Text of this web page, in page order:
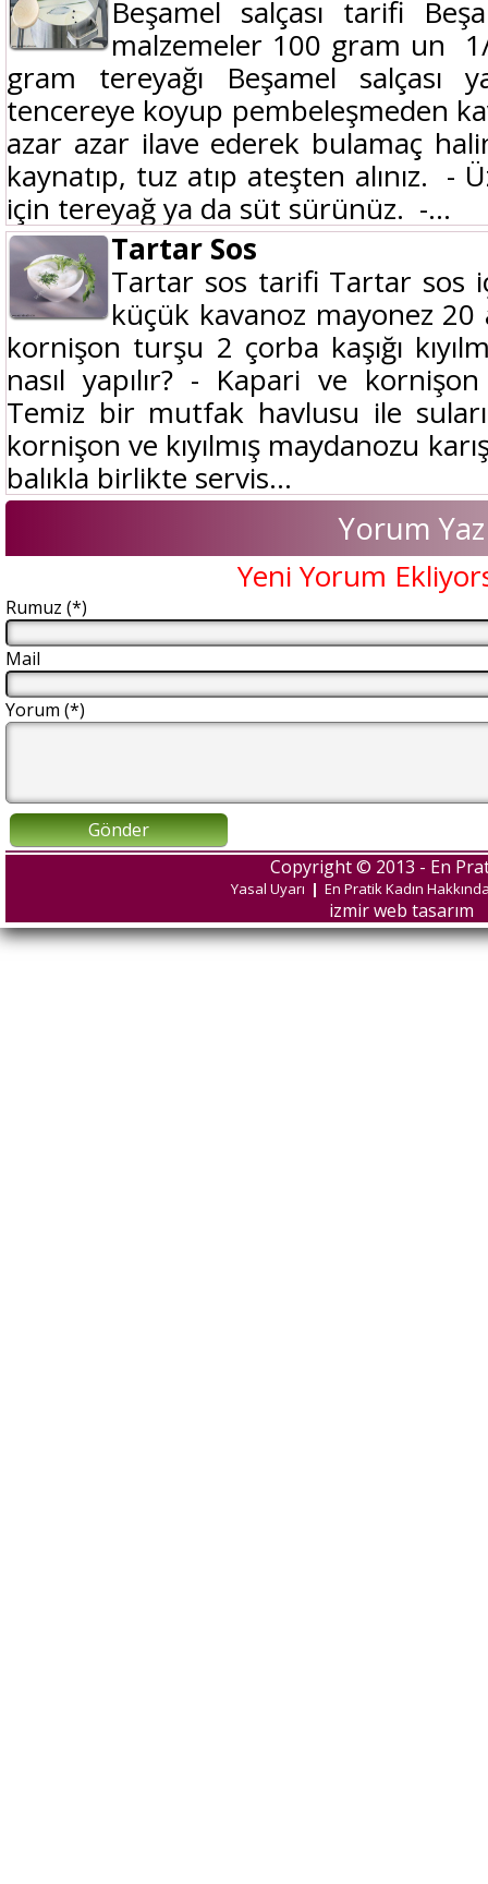
Beşamel salçası tarifi
malzemeler 100 gram un
gram tereyağı Beşamel salçası
tencereye koyup pembeleşmeden
azar azar ilave ederek bulamaç
kaynatıp, tuz atıp ateşten alınız. -
için tereyağ ya da süt sürünüz. -...
Tartar Sos
Tartar sos tarifi Tartar sos
küçük kavanoz mayonez
kornişon turşu 2 çorba kaşığı
nasıl yapılır? - Kapari ve
Temiz bir mutfak havlusu ile
kornişon ve kıyılmış maydanozu
balıkla birlikte servis...
Yorum Yaz
Yeni Yorum
Rumuz (*)
Mail
Yorum (*)
Gönder
Copyright © 2013 - En
Yasal Uyarı | En Pratik Kadın
izmir web tasarım